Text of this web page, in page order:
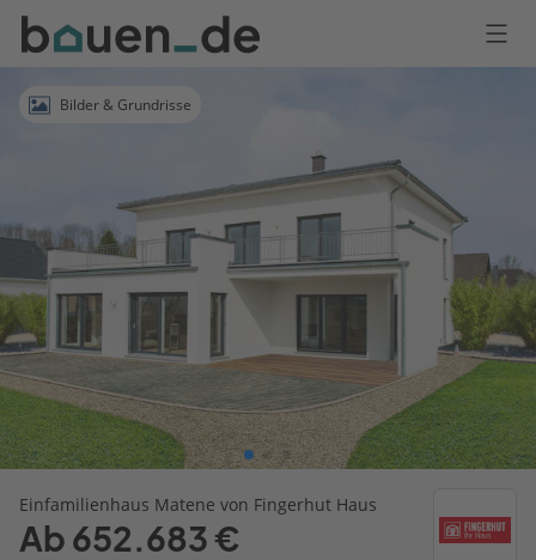
Bauen
Logo
Anmelden
Bilder & Grundrisse
Einfamilienhaus Matene von Fingerhut Haus
Ab 652.683 €